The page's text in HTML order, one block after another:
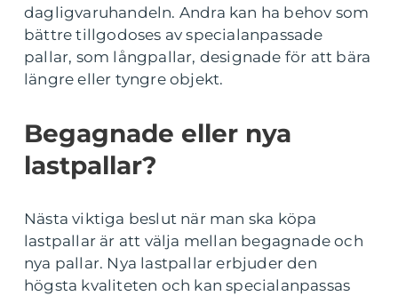
dagligvaruhandeln. Andra kan ha behov som
bättre tillgodoses av specialanpassade
pallar, som långpallar, designade för att bära
längre eller tyngre objekt.
Begagnade eller nya
lastpallar?
Nästa viktiga beslut när man ska köpa
lastpallar är att välja mellan begagnade och
nya pallar. Nya lastpallar erbjuder den
högsta kvaliteten och kan specialanpassas